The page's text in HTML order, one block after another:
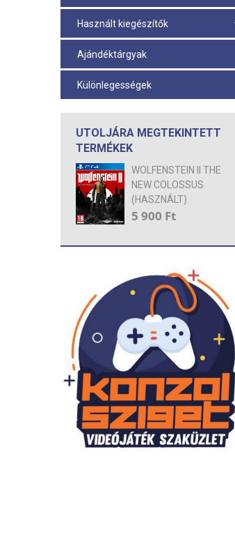
Használt kiegészítők
Ajándéktárgyak
Különlegességek
UTOLJÁRA MEGTEKINTETT
TERMÉKEK
WOLFENSTEIN II THE
NEW COLOSSUS
(HASZNÁLT)
5 900 Ft